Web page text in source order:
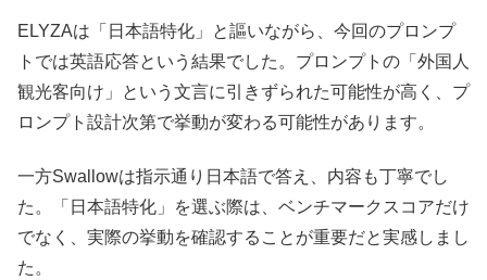
ELYZAは「日本語特化」と謳いながら、今回のプロンプ
トでは英語応答という結果でした。プロンプトの「外国人
観光客向け」という文言に引きずられた可能性が高く、プ
ロンプト設計次第で挙動が変わる可能性があります。
一方Swallowは指示通り日本語で答え、内容も丁寧でし
た。「日本語特化」を選ぶ際は、ベンチマークスコアだけ
でなく、実際の挙動を確認することが重要だと実感しまし
た。